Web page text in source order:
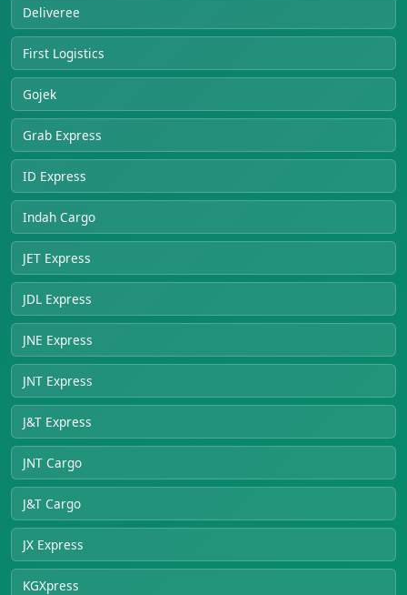
Deliveree
First Logistics
Gojek
Grab Express
ID Express
Indah Cargo
JET Express
JDL Express
JNE Express
JNT Express
J&T Express
JNT Cargo
J&T Cargo
JX Express
KGXpress